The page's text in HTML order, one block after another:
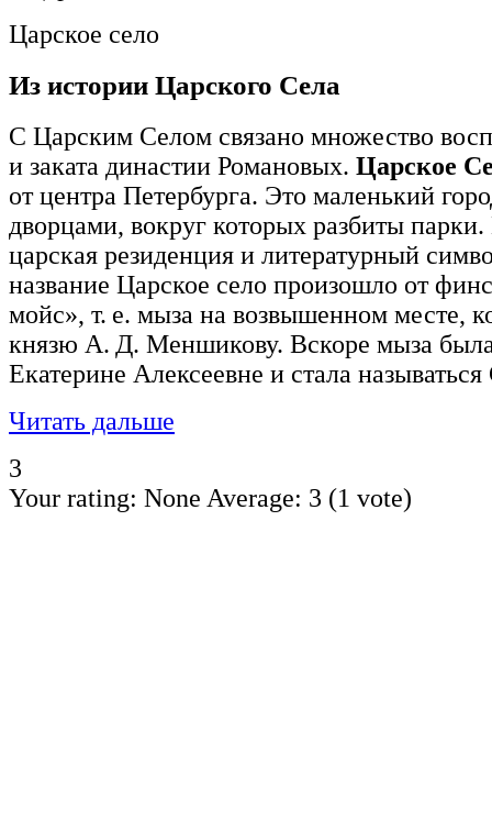
Царское село
Из истории Царского Села
С Царским Селом связано множество
и заката династии Романовых. Царское
от центра Петербурга. Это маленький
дворцами, вокруг которых разбиты
царская резиденция и литературный
название Царское село произошло от
мойс», т. е. мыза на возвышенном месте,
князю А. Д. Меншикову. Вскоре мыза
Екатерине Алексеевне и стала
Читать дальше
3
Your rating: None Average: 3 (1 vote)